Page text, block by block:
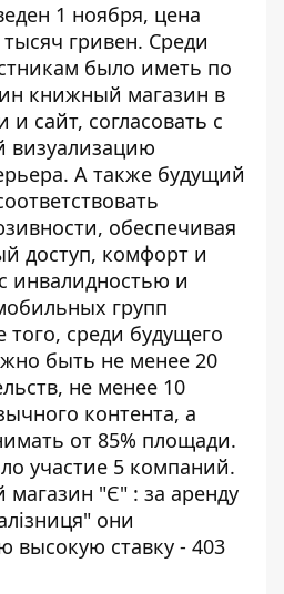
1 ноября, цена
тысяч гривен. Среди
было иметь по
книжный магазин в
сайт, согласовать с
визуализацию
А также будущий
обеспечивая
доступ, комфорт и
инвалидностью и
групп
того, среди будущего
быть не менее 20
не менее 10
контента, а
от 85% площади.
участие 5 компаний.
магазин "Є" : за аренду
они
высокую ставку - 403